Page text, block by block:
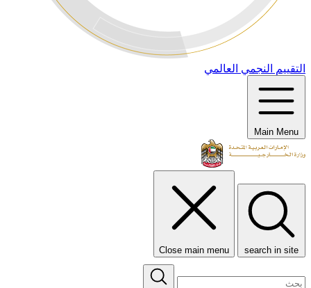
التقييم النجمي العالمي
Main Menu
search in site
Close main menu